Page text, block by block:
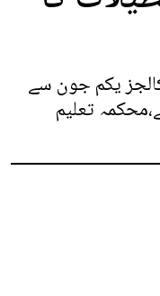
یکم جون سے
گے،محکمہ تعلیم